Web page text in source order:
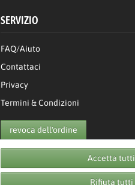
SERVIZIO
FAQ/Aiuto
Contattaci
Privacy
Termini & Condizioni
revoca dell'ordine
Accetta tutti
Rifiuta tutti